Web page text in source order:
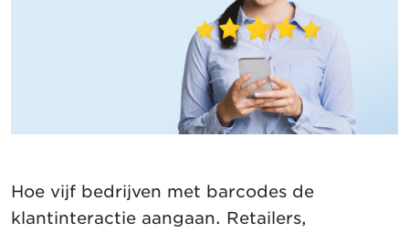
Hoe vijf bedrijven met barcodes de
klantinteractie aangaan. Retailers,